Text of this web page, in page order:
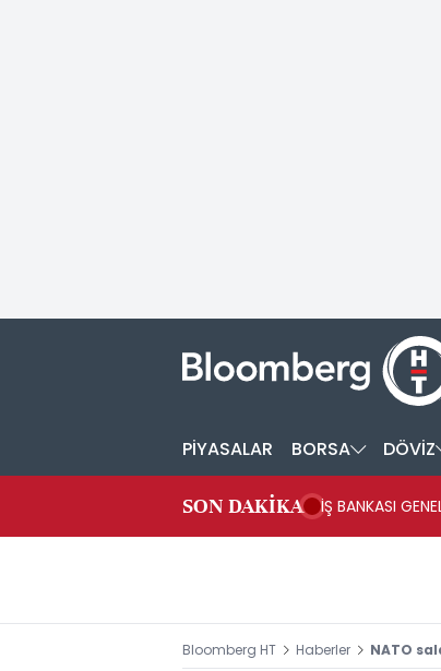
PİYASALAR BORSA DÖVİZ
SON DAKİKA İŞ BANKASI
Bloomberg HT Haberler NATO